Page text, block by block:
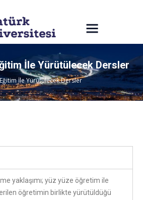
İle Yürütülecek Dersler
İle Yürütülecek Dersler
yaklaşımı; yüz yüze öğretim ile
öğretimin birlikte yürütüldüğü